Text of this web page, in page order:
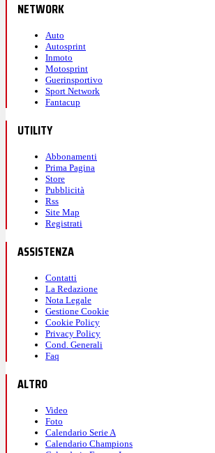
NETWORK
Auto
Autosprint
Inmoto
Motosprint
Guerinsportivo
Sport Network
Fantacup
UTILITY
Abbonamenti
Prima Pagina
Store
Pubblicità
Rss
Site Map
Registrati
ASSISTENZA
Contatti
La Redazione
Nota Legale
Gestione Cookie
Cookie Policy
Privacy Policy
Cond. Generali
Faq
ALTRO
Video
Foto
Calendario Serie A
Calendario Champions